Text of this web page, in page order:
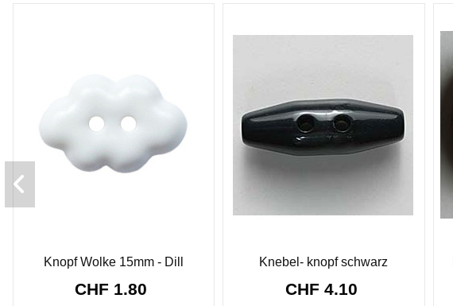
Knopf Wolke 15mm - Dill
CHF 1.80
Knebel- knopf schwarz
CHF 4.10